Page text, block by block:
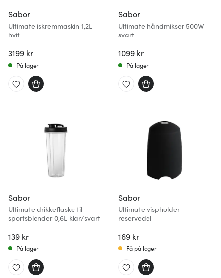
Sabor
Ultimate iskremmaskin 1,2L
hvit
3199 kr
På lager
Sabor
Ultimate håndmikser 500W
svart
1099 kr
På lager
Sabor
Ultimate drikkeflaske til
sportsblender 0,6L klar/svart
139 kr
På lager
Sabor
Ultimate vispholder
reservedel
169 kr
Få på lager